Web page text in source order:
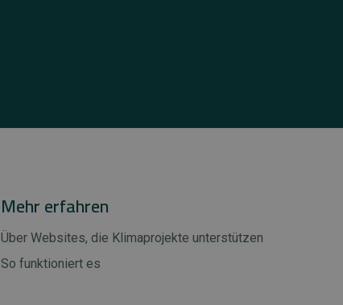
Mehr erfahren
Über Websites, die Klimaprojekte unterstützen
So funktioniert es